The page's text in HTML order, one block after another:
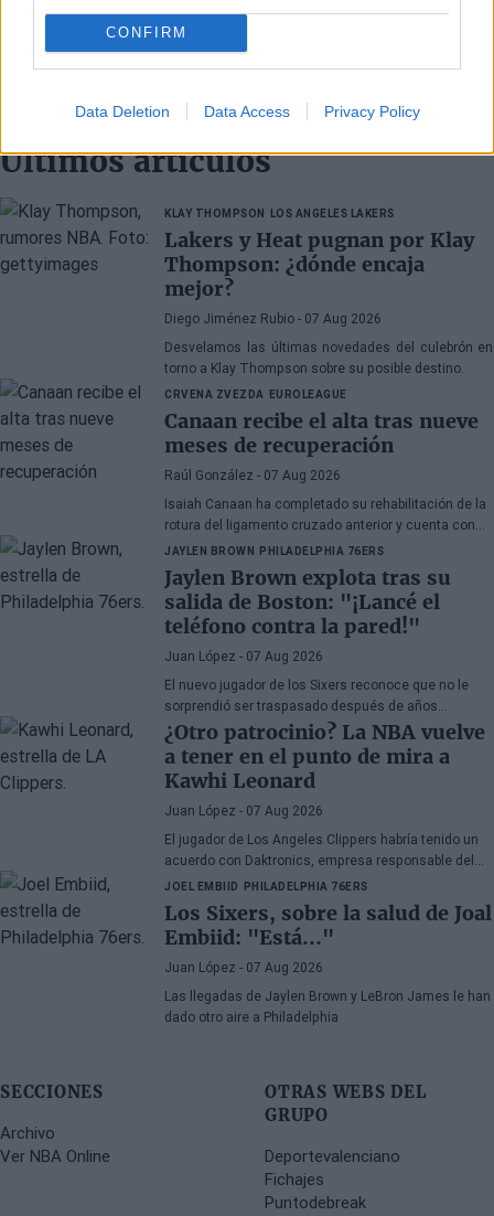
CONFIRM
Data Deletion Data Access Privacy Policy
Últimos artículos
KLAY THOMPSON LOS ANGELES LAKERS
Lakers y Heat pugnan por Klay
Thompson: ¿dónde encaja
mejor?
Diego Jiménez Rubio - 07 Aug 2026
Desvelamos las últimas novedades del culebrón en
torno a Klay Thompson sobre su posible destino.
CRVENA ZVEZDA EUROLEAGUE
Canaan recibe el alta tras nueve
meses de recuperación
Raúl González - 07 Aug 2026
Isaiah Canaan ha completado su rehabilitación de la
rotura del ligamento cruzado anterior y cuenta con
autorización médica para retomar todas las
actividades de baloncesto. El veterano base de 35
años busca regresar a laEuroligatras el paréntesis
forzado de la temporada 2025-26.
JAYLEN BROWN PHILADELPHIA 76ERS
Jaylen Brown explota tras su
salida de Boston: "¡Lancé el
teléfono contra la pared!"
Juan López - 07 Aug 2026
El nuevo jugador de los Sixers reconoce que no le
sorprendió ser traspasado después de años
apareciendo en rumores, aunque admite su
decepción por la manera en la que los Celtics
gestionaron la situación.
¿Otro patrocinio? La NBA vuelve
a tener en el punto de mira a
Kawhi Leonard
Juan López - 07 Aug 2026
El jugador de Los Angeles Clippers habría tenido un
acuerdo con Daktronics, empresa responsable del
videomarcador del Intuit Dome
JOEL EMBIID PHILADELPHIA 76ERS
Los Sixers, sobre la salud de Joal
Embiid: "Está..."
Juan López - 07 Aug 2026
Las llegadas de Jaylen Brown y LeBron James le han
dado otro aire a Philadelphia
SECCIONES
Archivo
Ver NBA Online
OTRAS WEBS DEL
GRUPO
Deportevalenciano
Fichajes
Puntodebreak